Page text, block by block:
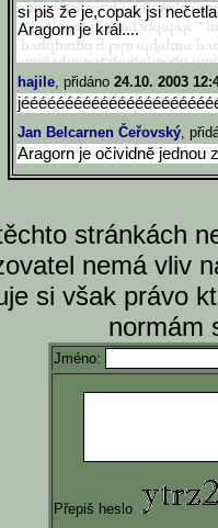
si piš že je,copak jsi
Aragorn je král....
hajile, přidáno 24.10. 2003
Jan Belcarnen Čeřovský,
Aragorn je očividně jednou
stránkách
nemá vliv
si však právo
normám
Jméno:
Přepiš heslo